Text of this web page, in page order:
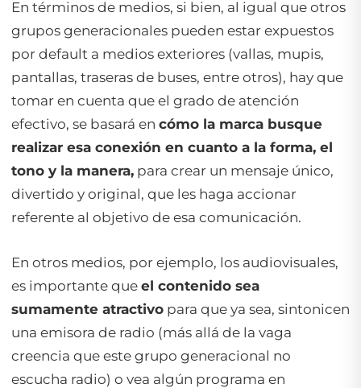
En términos de medios, si bien, al igual que otros
grupos generacionales pueden estar expuestos
por default a medios exteriores (vallas, mupis,
pantallas, traseras de buses, entre otros), hay que
tomar en cuenta que el grado de atención
efectivo, se basará en cómo la marca busque
realizar esa conexión en cuanto a la forma, el
tono y la manera, para crear un mensaje único,
divertido y original, que les haga accionar
referente al objetivo de esa comunicación.
En otros medios, por ejemplo, los audiovisuales,
es importante que el contenido sea
sumamente atractivo para que ya sea, sintonicen
una emisora de radio (más allá de la vaga
creencia que este grupo generacional no
escucha radio) o vea algún programa en